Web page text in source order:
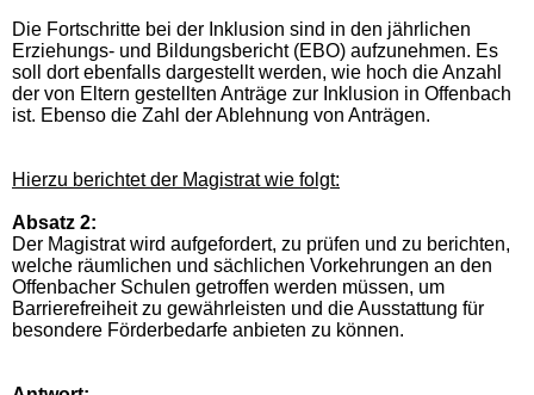
Die Fortschritte bei der Inklusion sind in den jährlichen
Erziehungs- und Bildungsbericht (EBO) aufzunehmen. Es
soll dort ebenfalls dargestellt werden, wie hoch die Anzahl
der von Eltern gestellten Anträge zur Inklusion in Offenbach
ist. Ebenso die Zahl der Ablehnung von Anträgen.
Hierzu berichtet der Magistrat wie folgt:
Absatz 2:
Der Magistrat wird aufgefordert, zu prüfen und zu berichten,
welche räumlichen und sächlichen Vorkehrungen an den
Offenbacher Schulen getroffen werden müssen, um
Barrierefreiheit zu gewährleisten und die Ausstattung für
besondere Förderbedarfe anbieten zu können.